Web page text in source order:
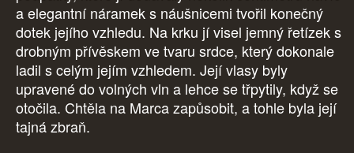
a elegantní náramek s náušnicemi tvořil konečný
dotek jejího vzhledu. Na krku jí visel jemný řetízek s
drobným přívěskem ve tvaru srdce, který dokonale
ladil s celým jejím vzhledem. Její vlasy byly
upravené do volných vln a lehce se třpytily, když se
otočila. Chtěla na Marca zapůsobit, a tohle byla její
tajná zbraň.